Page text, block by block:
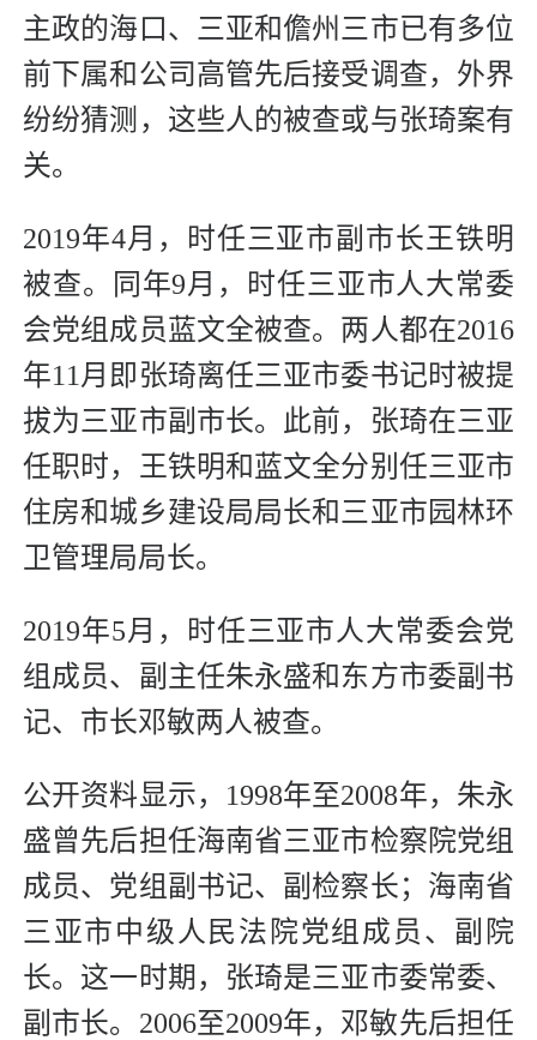
主政的海口、三亚和儋州三市已有多位
前下属和公司高管先后接受调查，外界
纷纷猜测，这些人的被查或与张琦案有
关。
2019年4月，时任三亚市副市长王铁明
被查。同年9月，时任三亚市人大常委
会党组成员蓝文全被查。两人都在2016
年11月即张琦离任三亚市委书记时被提
拔为三亚市副市长。此前，张琦在三亚
任职时，王铁明和蓝文全分别任三亚市
住房和城乡建设局局长和三亚市园林环
卫管理局局长。
2019年5月，时任三亚市人大常委会党
组成员、副主任朱永盛和东方市委副书
记、市长邓敏两人被查。
公开资料显示，1998年至2008年，朱永
盛曾先后担任海南省三亚市检察院党组
成员、党组副书记、副检察长；海南省
三亚市中级人民法院党组成员、副院
长。这一时期，张琦是三亚市委常委、
副市长。2006至2009年，邓敏先后担任